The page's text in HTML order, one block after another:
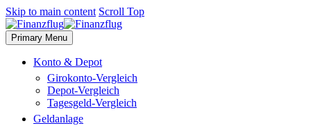
Skip to main content Scroll Top
Primary Menu
Konto & Depot
Girokonto-Vergleich
Depot-Vergleich
Tagesgeld-Vergleich
Geldanlage